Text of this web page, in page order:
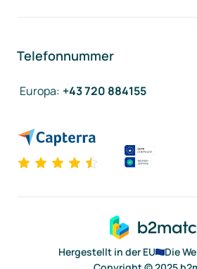
Telefonnummer
Europa: +43 720 884155
Hergestellt in der EU
Die